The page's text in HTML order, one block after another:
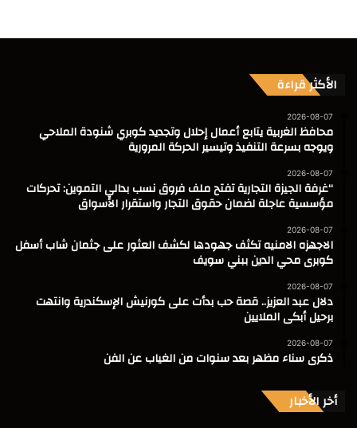
الأكثر قراءة
2026-08-07
محافظ الغربية يتابع أعمال إحلال وتجديد كوبري شنودة الملاحي
ويوجه بسرعة التنفيذ وتيسير الحركة المرورية
2026-08-07
“غرفة الجيزة التجارية تفتح ملف فروق نسب بدالي التموين: تحركات
مؤسسية عاجلة لضمان حقوق التجار واستقرار الأسواق
2026-08-07
الاجهزه الامنيه تكثف جهودها لكشف العثور على جثمان شاب أسفل
كوبرى محي الدين ببني سويف
2026-08-07
دلال عبد العزيز.. قصة حب بدأت على كورنيش الإسكندرية وانتهت
برحيل أبكى الملايين
2026-08-07
ذكرى سناء مظهر بعد سنوات من الغياب عن الفن
أخر الأخبار